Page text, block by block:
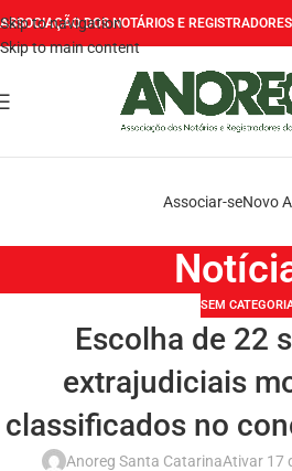
Skip to navigation
Skip to main content
ASSOCIAÇÃO DOS NOTÁRIOS E
Associar-seNovo
SEM
Escolha de 22
extrajudiciais
classificados no
Anoreg Santa CatarinaAtivar 17